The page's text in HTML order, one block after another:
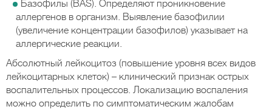
Базофилы (BAS). Определяют проникновение
аллергенов в организм. Выявление базофилии
(увеличение концентрации базофилов) указывает на
аллергические реакции.
Абсолютный лейкоцитоз (повышение уровня всех видов
лейкоцитарных клеток) – клинический признак острых
воспалительных процессов. Локализацию воспаления
можно определить по симптоматическим жалобам